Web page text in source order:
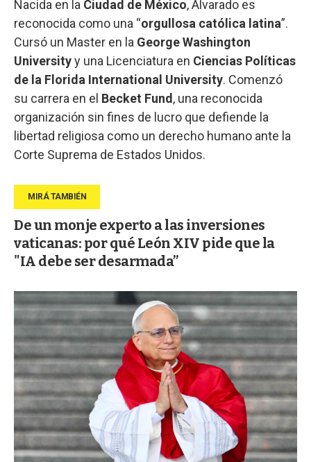
Nacida en la Ciudad de México, Alvarado es
reconocida como una “orgullosa católica latina”.
Cursó un Master en la George Washington
Universityy una Licenciatura en Ciencias Políticas
de la Florida International University. Comenzó
su carrera en el Becket Fund , una reconocida
organización sin fines de lucro que defiende la
libertad religiosa como un derecho humano ante la
Corte Suprema de Estados Unidos.
De un monje experto a las inversiones
vaticanas: por qué León XIV pide que la
"IA debe ser desarmada”